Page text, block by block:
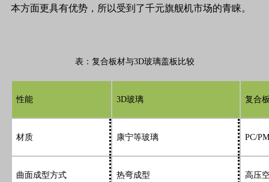
本方面更具有优势，所以受到了千元旗舰机市场的青睐。
表：复合板材与3D玻璃盖板比较
性能 3D玻璃 复合
材质 康宁等玻璃 PC/
曲面成型方式 热弯成型 高压